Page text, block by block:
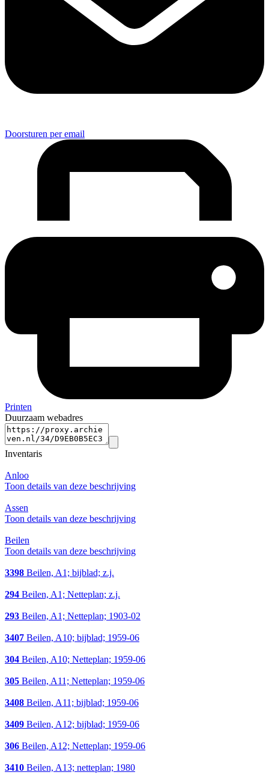
Doorsturen per email
Printen
Duurzaam webadres
Inventaris
Anloo
Toon details van deze beschrijving
Assen
Toon details van deze beschrijving
Beilen
Toon details van deze beschrijving
3398 Beilen, A1; bijblad; z.j.
294 Beilen, A1; Netteplan; z.j.
293 Beilen, A1; Netteplan; 1903-02
3407 Beilen, A10; bijblad; 1959-06
304 Beilen, A10; Netteplan; 1959-06
305 Beilen, A11; Netteplan; 1959-06
3408 Beilen, A11; bijblad; 1959-06
3409 Beilen, A12; bijblad; 1959-06
306 Beilen, A12; Netteplan; 1959-06
3410 Beilen, A13; netteplan; 1980